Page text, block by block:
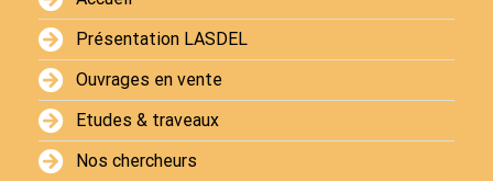
Présentation LASDEL
Ouvrages en vente
Etudes & traveaux
Nos chercheurs